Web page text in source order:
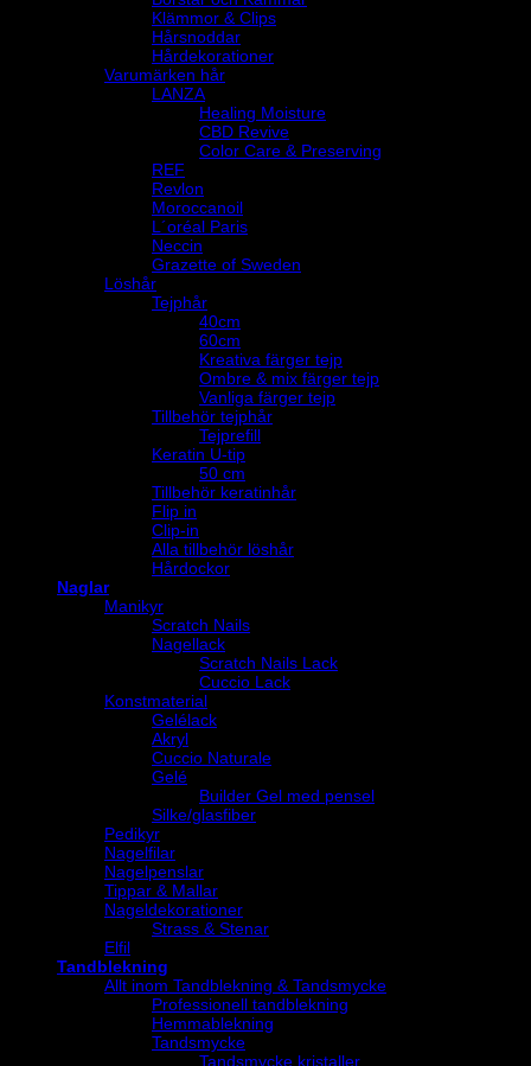
Klämmor & Clips
Hårsnoddar
Hårdekorationer
Varumärken hår
LANZA
Healing Moisture
CBD Revive
Color Care & Preserving
REF
Revlon
Moroccanoil
L´oréal Paris
Neccin
Grazette of Sweden
Löshår
Tejphår
40cm
60cm
Kreativa färger tejp
Ombre & mix färger tejp
Vanliga färger tejp
Tillbehör tejphår
Tejprefill
Keratin U-tip
50 cm
Tillbehör keratinhår
Flip in
Clip-in
Alla tillbehör löshår
Hårdockor
Naglar
Manikyr
Scratch Nails
Nagellack
Scratch Nails Lack
Cuccio Lack
Konstmaterial
Gelélack
Akryl
Cuccio Naturale
Gelé
Builder Gel med pensel
Silke/glasfiber
Pedikyr
Nagelfilar
Nagelpenslar
Tippar & Mallar
Nageldekorationer
Strass & Stenar
Elfil
Tandblekning
Allt inom Tandblekning & Tandsmycke
Professionell tandblekning
Hemmablekning
Tandsmycke
Tandsmycke kristaller